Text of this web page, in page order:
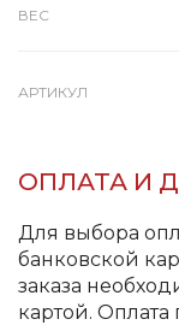
ВЕС
АРТИКУЛ
ОПЛАТА И
Для выбора
банковской
заказа
картой.